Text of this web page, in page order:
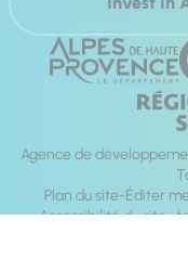
Agence de
Plan du site Éditer
Accessibilité du site :